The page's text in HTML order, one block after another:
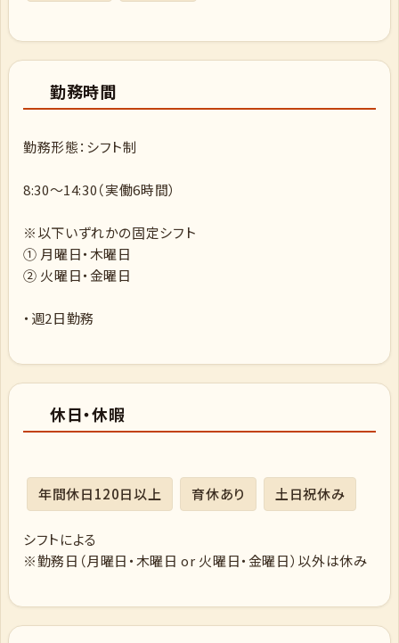
勤務時間
勤務形態：シフト制
8:30〜14:30（実働6時間）
※以下いずれかの固定シフト
① 月曜日・木曜日
② 火曜日・金曜日
・週2日勤務
休日・休暇
年間休日120日以上 育休あり 土日祝休み
シフトによる
※勤務日（月曜日・木曜日 or 火曜日・金曜日）以外は休み